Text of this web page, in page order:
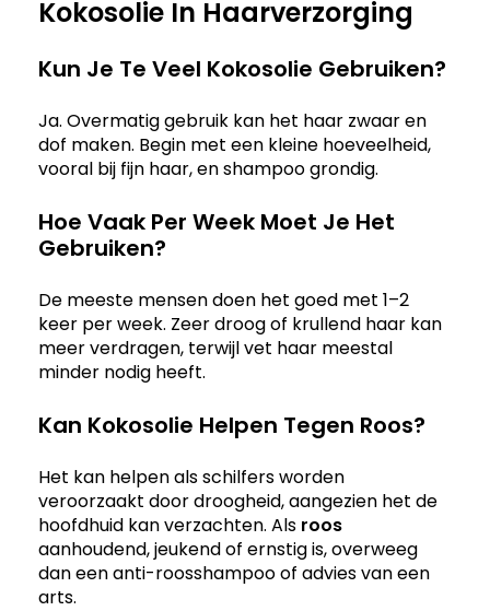
Kokosolie In Haarverzorging
Kun Je Te Veel Kokosolie Gebruiken?
Ja. Overmatig gebruik kan het haar zwaar en
dof maken. Begin met een kleine hoeveelheid,
vooral bij fijn haar, en shampoo grondig.
Hoe Vaak Per Week Moet Je Het
Gebruiken?
De meeste mensen doen het goed met 1–2
keer per week. Zeer droog of krullend haar kan
meer verdragen, terwijl vet haar meestal
minder nodig heeft.
Kan Kokosolie Helpen Tegen Roos?
Het kan helpen als schilfers worden
veroorzaakt door droogheid, aangezien het de
hoofdhuid kan verzachten. Als roos
aanhoudend, jeukend of ernstig is, overweeg
dan een anti-roosshampoo of advies van een
arts.